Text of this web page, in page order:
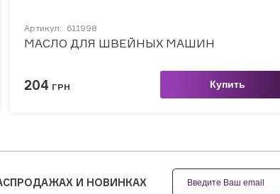
Артикул: 611998
МАСЛО ДЛЯ ШВЕЙНЫХ МАШИН
204 ГРН Купить
И НОВИНКАХ